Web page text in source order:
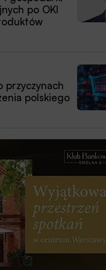
po OKI
przyczynach
polskiego